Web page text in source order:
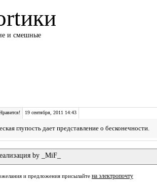
и смешные
19 сентября, 2011 14:43
глупость дает представление о бесконечности.
by _MiF_
и предложения присылайте на электропочту